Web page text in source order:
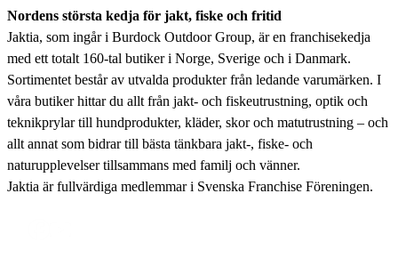
Nordens största kedja för jakt, fiske och fritid
Jaktia, som ingår i Burdock Outdoor Group, är en franchisekedja
med ett totalt 160-tal butiker i Norge, Sverige och i Danmark.
Sortimentet består av utvalda produkter från ledande varumärken. I
våra butiker hittar du allt från jakt- och fiskeutrustning, optik och
teknikprylar till hundprodukter, kläder, skor och matutrustning – och
allt annat som bidrar till bästa tänkbara jakt-, fiske- och
naturupplevelser tillsammans med familj och vänner.
Jaktia är fullvärdiga medlemmar i Svenska Franchise Föreningen.